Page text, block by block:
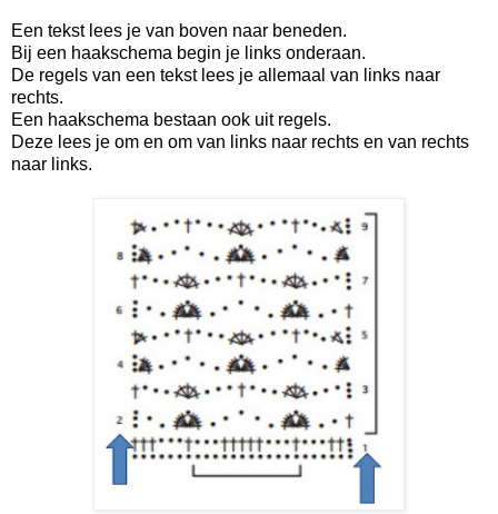
Een tekst lees je van boven naar beneden.
Bij een haakschema begin je links onderaan.
De regels van een tekst lees je allemaal van links naar
rechts.
Een haakschema bestaan ook uit regels.
Deze lees je om en om van links naar rechts en van rechts
naar links.